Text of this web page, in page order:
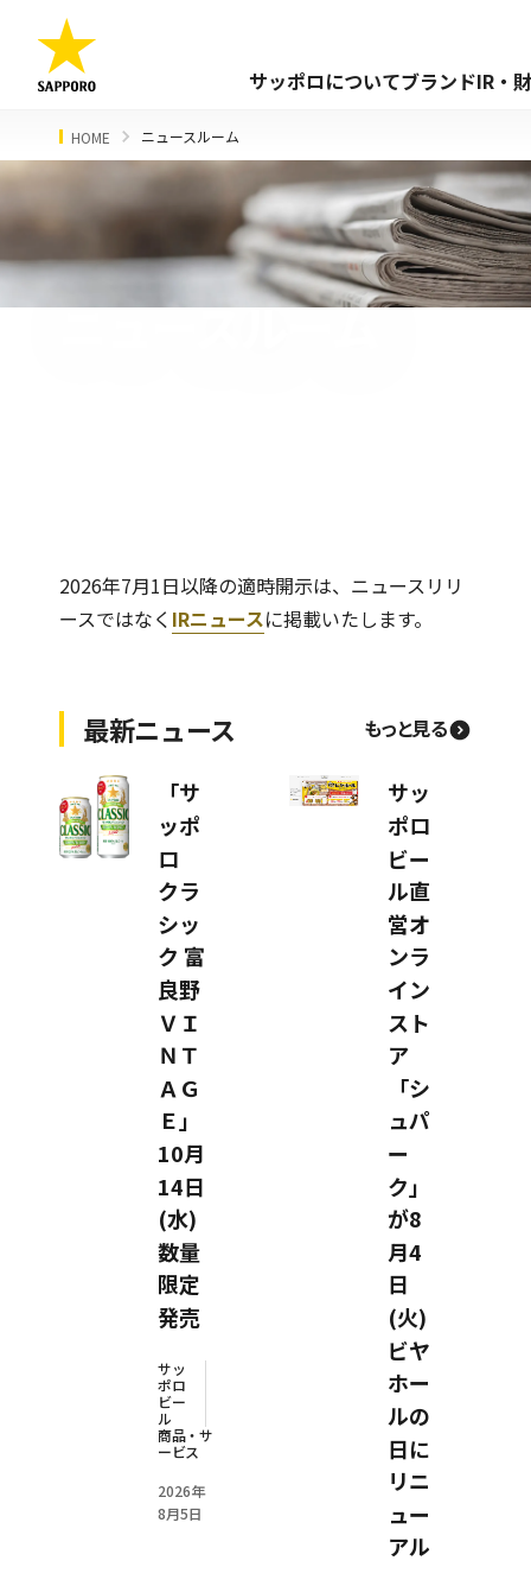
サッポロについてブランドIR・
HOME ニュースルーム
ニュースルーム
2026年7月1日以降の適時開示は、ニュースリリ
ースではなく IRニュースに掲載いたします。
最新ニュース もっと見る
「サ
ッポ
ロ
クラ
シッ
ク 富
良野
ＶＩ
ＮＴ
ＡＧ
Ｅ」
10月
14日
(水)
数量
限定
発売
サッ
ポロ
ビー
ル
商品・サ
ービス
2026年
8月5日
サッ
ポロ
ビー
ル直
営オ
ンラ
イン
スト
ア
「シ
ュパ
ー
ク」
が8
月4
日
(火)
ビヤ
ホー
ルの
日に
リニ
ュー
アル